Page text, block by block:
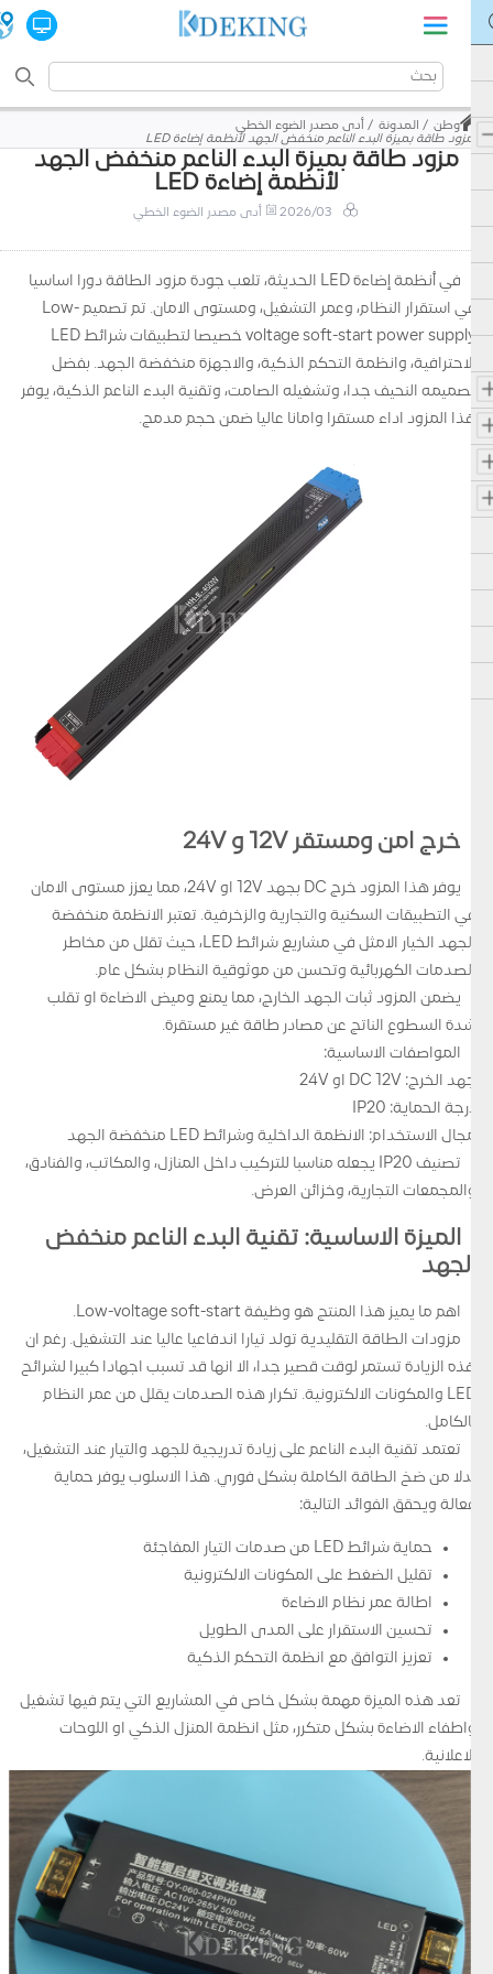
وطن المدونة
أدى مصدر الضوء الخطي
مزود طاقة بميزة البدء الناعم منخفض الجهد لأنظمة إضاءة LED
مزود طاقة بميزة البدء الناعم منخفض الجهد
لأنظمة إضاءة LED
2026/03 أدى مصدر الضوء الخطي
في أنظمة إضاءة LED الحديثة، تلعب جودة مزود الطاقة دورا اساسيا
في استقرار النظام، وعمر التشغيل، ومستوى الامان. تم تصميم Low-
voltage soft-start power supply خصيصا لتطبيقات شرائط LED
الاحترافية، وانظمة التحكم الذكية، والاجهزة منخفضة الجهد. بفضل
تصميمه النحيف جدا، وتشغيله الصامت، وتقنية البدء الناعم الذكية، يوفر
هذا المزود اداء مستقرا وامانا عاليا ضمن حجم مدمج.
خرج امن ومستقر 12V و 24V
يوفر هذا المزود خرج DC بجهد 12V او 24V، مما يعزز مستوى الامان
في التطبيقات السكنية والتجارية والزخرفية. تعتبر الانظمة منخفضة
الجهد الخيار الامثل في مشاريع شرائط LED، حيث تقلل من مخاطر
الصدمات الكهربائية وتحسن من موثوقية النظام بشكل عام.
يضمن المزود ثبات الجهد الخارج، مما يمنع وميض الاضاءة او تقلب
شدة السطوع الناتج عن مصادر طاقة غير مستقرة.
المواصفات الاساسية:
جهد الخرج: DC 12V او 24V
درجة الحماية: IP20
مجال الاستخدام: الانظمة الداخلية وشرائط LED منخفضة الجهد
تصنيف IP20 يجعله مناسبا للتركيب داخل المنازل، والمكاتب، والفنادق،
والمجمعات التجارية، وخزائن العرض.
الميزة الاساسية: تقنية البدء الناعم منخفض
الجهد
اهم ما يميز هذا المنتج هو وظيفة Low-voltage soft-start.
مزودات الطاقة التقليدية تولد تيارا اندفاعيا عاليا عند التشغيل. رغم ان
هذه الزيادة تستمر لوقت قصير جدا، الا انها قد تسبب اجهادا كبيرا لشرائح
LED والمكونات الالكترونية. تكرار هذه الصدمات يقلل من عمر النظام
بالكامل.
تعتمد تقنية البدء الناعم على زيادة تدريجية للجهد والتيار عند التشغيل،
بدلا من ضخ الطاقة الكاملة بشكل فوري. هذا الاسلوب يوفر حماية
فعالة ويحقق الفوائد التالية:
حماية شرائط LED من صدمات التيار المفاجئة
تقليل الضغط على المكونات الالكترونية
اطالة عمر نظام الاضاءة
تحسين الاستقرار على المدى الطويل
تعزيز التوافق مع انظمة التحكم الذكية
تعد هذه الميزة مهمة بشكل خاص في المشاريع التي يتم فيها تشغيل
واطفاء الاضاءة بشكل متكرر، مثل انظمة المنزل الذكي او اللوحات
الاعلانية.